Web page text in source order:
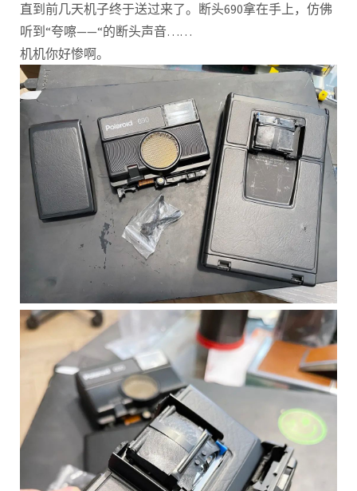
直到前几天机子终于送过来了。断头690拿在手上，仿佛
听到“夸嚓——“的断头声音……
机机你好惨啊。